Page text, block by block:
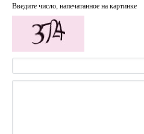
Введите число, напечатанное на картинке